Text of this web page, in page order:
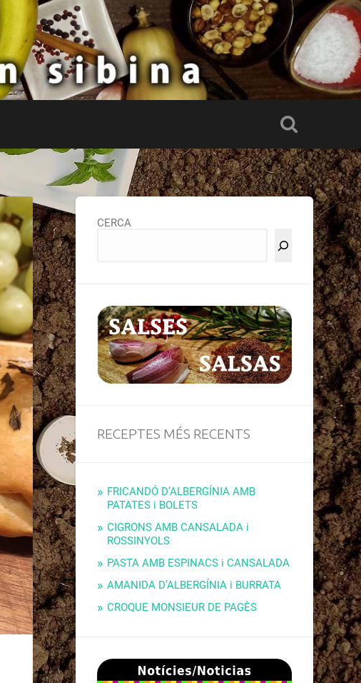
CERCA
RECEPTES MÉS RECENTS
FRICANDÓ D’ALBERGÍNIA AMB
PATATES i BOLETS
CIGRONS AMB CANSALADA i
ROSSINYOLS
PASTA AMB ESPINACS i CANSALADA
AMANIDA D’ALBERGÍNIA i BURRATA
CROQUE MONSIEUR DE PAGÈS